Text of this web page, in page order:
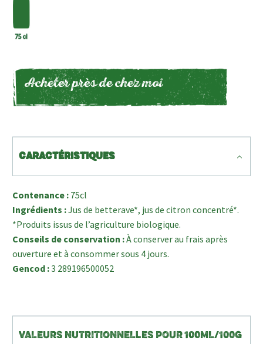
Acheter près de chez moi
CARACTÉRISTIQUES
Contenance : 75cl
Ingrédients :Jus de betterave*, jus de citron concentré*.
*Produits issus de l’agriculture biologique.
Conseils de conservation :À conserver au frais après
ouverture et à consommer sous 4 jours.
Gencod :3 289196500052
VALEURS NUTRITIONNELLES POUR 100ML/100G